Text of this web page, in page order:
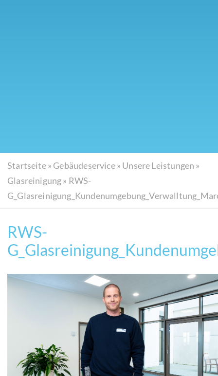
Startseite» Gebäudeservice» Unsere Leistungen »
Glasreinigung» RWS-
RWS-